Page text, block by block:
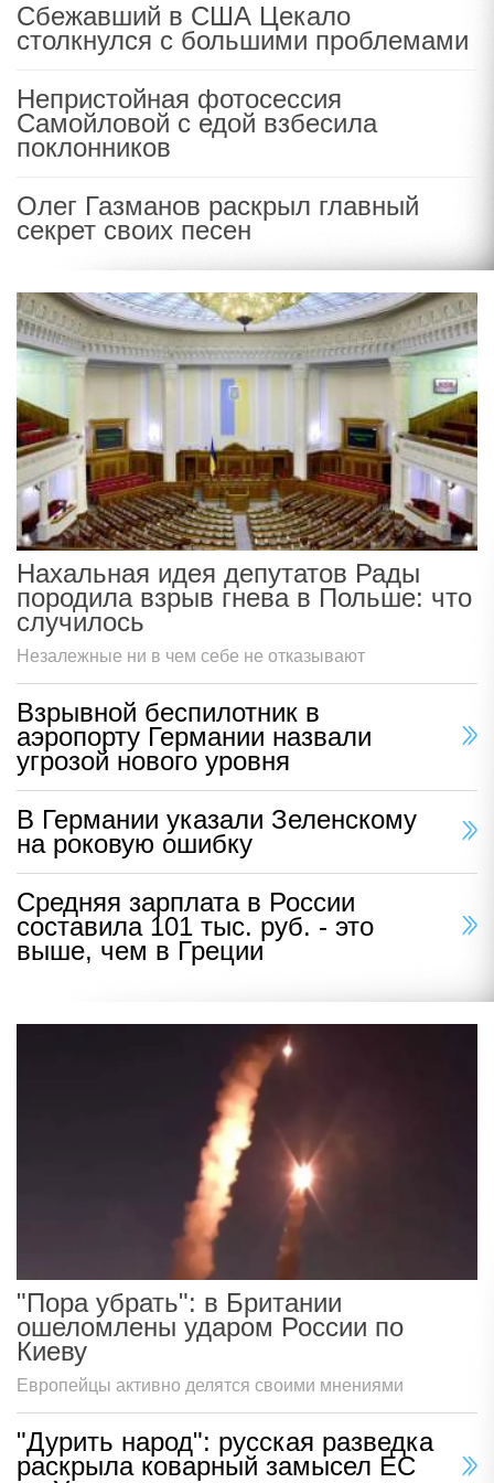
Сбежавший в США Цекало
столкнулся с большими проблемами
Непристойная фотосессия
Самойловой с едой взбесила
поклонников
Олег Газманов раскрыл главный
секрет своих песен
Нахальная идея депутатов Рады
породила взрыв гнева в Польше: что
случилось
Незалежные ни в чем себе не отказывают
Взрывной беспилотник в
аэропорту Германии назвали
угрозой нового уровня
В Германии указали Зеленскому
на роковую ошибку
Средняя зарплата в России
составила 101 тыс. руб. - это
выше, чем в Греции
"Пора убрать": в Британии
ошеломлены ударом России по
Киеву
Европейцы активно делятся своими мнениями
"Дурить народ": русская разведка
раскрыла коварный замысел ЕС